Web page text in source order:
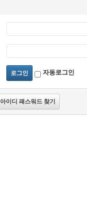
로그인 자동로그인
아이디 패스워드 찾기